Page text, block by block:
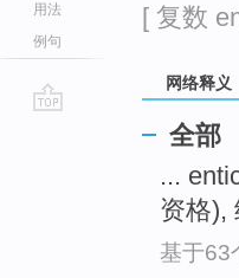
用法
例句
[ 复数
网络释义
全部
...
资格),
基于63